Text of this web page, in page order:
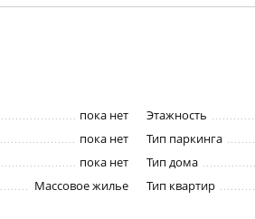
пока нет
пока нет
пока нет
Массовое жилье
Этажность
Тип паркинга
Тип дома
Тип квартир